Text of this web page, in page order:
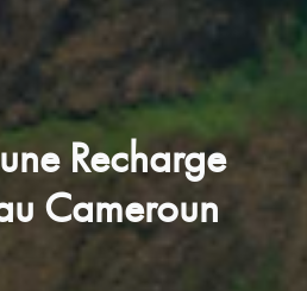
Recharge
Cameroun